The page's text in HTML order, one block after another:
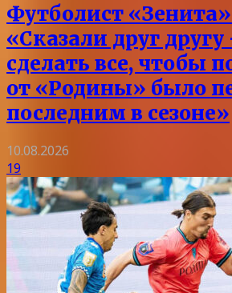
Футболист
«Сказали друг
сделать все, чтобы
от «Родины» было
последним в сезоне»
10.08.2026
19